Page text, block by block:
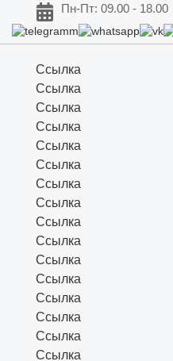
Пн-Пт: 09.00 - 18.00
Ссылка
Ссылка
Ссылка
Ссылка
Ссылка
Ссылка
Ссылка
Ссылка
Ссылка
Ссылка
Ссылка
Ссылка
Ссылка
Ссылка
Ссылка
Ссылка